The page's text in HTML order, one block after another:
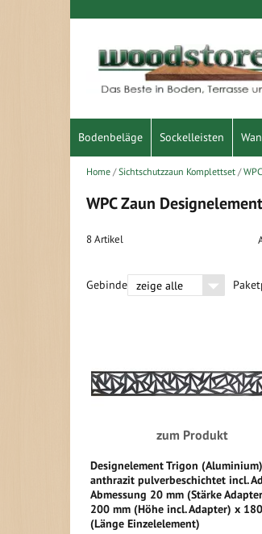
Inhalt
Bodenbeläge Sockelleisten
Home Sichtschutzzaun Komplettset
WPC Zaun
8Artikel
Gebinde
zum Produkt
Designelement Trigon
anthrazit pulverbeschichtet incl.
Abmessung 20 mm (Stärke
200 mm (Höhe incl. Adapter) x
(Länge Einzelelement)